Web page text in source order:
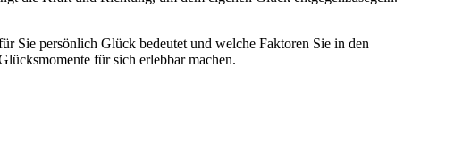
Sie persönlich Glück bedeutet und welche Faktoren Sie in den
für sich erlebbar machen.